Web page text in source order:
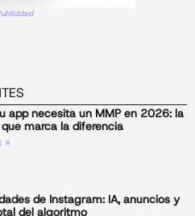
app necesita un MMP en 2026: la
marca la diferencia
»
de Instagram: IA, anuncios y
del algoritmo